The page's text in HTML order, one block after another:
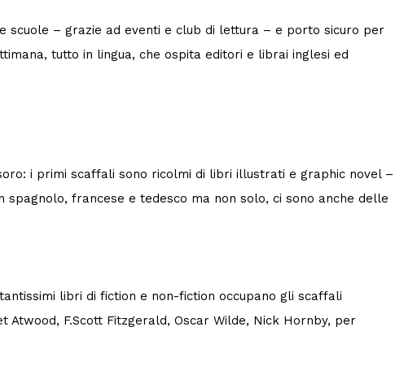
– grazie ad eventi e club di lettura – e porto sicuro per
tutto in lingua, che ospita editori e librai inglesi ed
i primi scaffali sono ricolmi di libri illustrati e graphic novel –
spagnolo, francese e tedesco ma non solo, ci sono anche delle
libri di fiction e non-fiction occupano gli scaffali
F.Scott Fitzgerald, Oscar Wilde, Nick Hornby, per